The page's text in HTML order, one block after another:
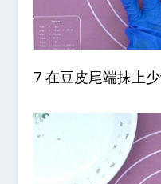
7 在豆皮尾端抹上少